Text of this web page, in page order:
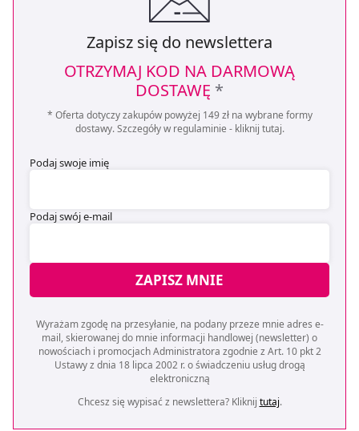
Zapisz się do newslettera
OTRZYMAJ KOD NA DARMOWĄ
DOSTAWĘ *
* Oferta dotyczy zakupów powyżej 149 zł na wybrane formy
dostawy. Szczegóły w regulaminie - kliknij tutaj.
Podaj swoje imię
Podaj swój e-mail
ZAPISZ MNIE
Wyrażam zgodę na przesyłanie, na podany przeze mnie adres e-
mail, skierowanej do mnie informacji handlowej (newsletter) o
nowościach i promocjach Administratora zgodnie z Art. 10 pkt 2
Ustawy z dnia 18 lipca 2002 r. o świadczeniu usług drogą
elektroniczną
Chcesz się wypisać z newslettera? Kliknij tutaj.